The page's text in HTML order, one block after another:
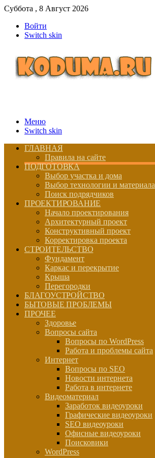
Суббота , 8 Август 2026
Войти
Switch skin
Меню
Switch skin
ГЛАВНАЯ
Правила на сайте
ПОДГОТОВКА
Выбор участка и дома
Выбор технологии и материала
Поиск подрядчиков
ПРОЕКТИРОВАНИЕ
Начало проектирования
Архитектурный проект
Конструктивный проект
Корректировка проекта
СТРОИТЕЛЬСТВО
Фундамент
Каркас и перекрытие
Крыша
Перегородки
БЛАГОУСТРОЙСТВО
БЫТОВЫЕ ПРОБЛЕМЫ
ПРОЧЕЕ
Здоровье
Вопросы сайта
Вопросы по WordPress
Работа и проблемы сайта
Интернет
Вопросы по SEO
Новости интернета
Работа в интернете
Видеоматериал
Заработок видеоуроки
Графические видеоуроки
SEO видеоуроки
Офисные видеоуроки
Поисковики
WordPress